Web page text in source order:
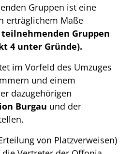
Gruppen ist eine
erträglichem Maße
Gruppen
4 unter Gründe).
im Vorfeld des Umzuges
und einem
dazugehörigen
Burgau und der
von Platzverweisen)